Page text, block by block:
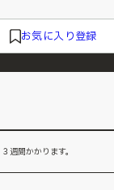
お気に入り登録
週間かかります。